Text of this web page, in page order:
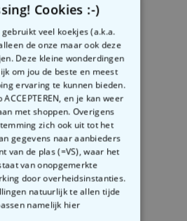
Cookies :-)
veel koekjes (a.k.a.
de onze maar ook deze
Deze kleine wonderdingen
om jou de beste en meest
ervaring te kunnen bieden.
en je kan weer
met shoppen. Overigens
zich ook uit tot het
gegevens naar aanbieders
van de plas (=VS), waar het
van onopgemerkte
door overheidsinstanties.
natuurlijk te allen tijde
namelijk hier
in
graag!